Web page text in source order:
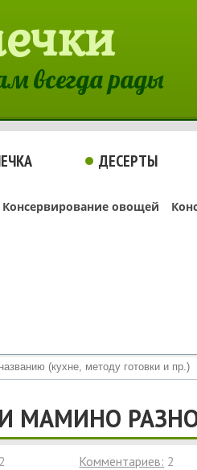
всегда рады
ДЕСЕРТЫ
Консервирование овощей
МАМИНО
Комментариев: 2